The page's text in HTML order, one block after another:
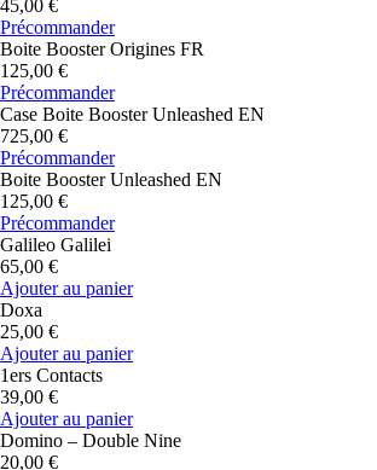
45,00 €
Précommander
Boite Booster Origines FR
125,00 €
Précommander
Case Boite Booster Unleashed EN
725,00 €
Précommander
Boite Booster Unleashed EN
125,00 €
Précommander
Galileo Galilei
65,00 €
Ajouter au panier
Doxa
25,00 €
Ajouter au panier
1ers Contacts
39,00 €
Ajouter au panier
Domino – Double Nine
20,00 €